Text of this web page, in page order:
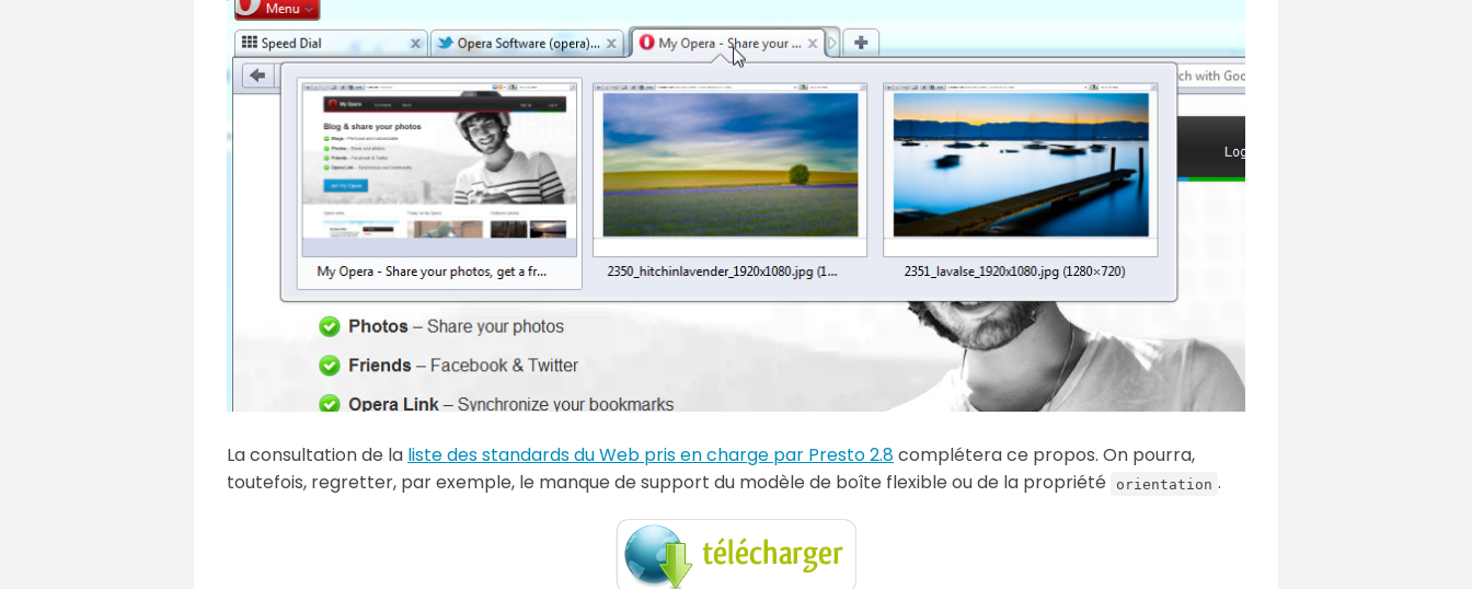
La consultation de la liste des standards du Web pris en charge par Presto 2.8complétera ce propos. On pourra,
toutefois, regretter, par exemple, le manque de support du modèle de boîte flexible ou de la propriété
orientation .